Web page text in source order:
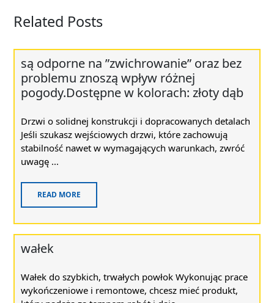
Related Posts
są odporne na ”zwichrowanie” oraz bez
problemu znoszą wpływ różnej
pogody.Dostępne w kolorach: złoty dąb
Drzwi o solidnej konstrukcji i dopracowanych detalach
Jeśli szukasz wejściowych drzwi, które zachowują
stabilność nawet w wymagających warunkach, zwróć
uwagę ...
READ MORE
wałek
Wałek do szybkich, trwałych powłok Wykonując prace
wykończeniowe i remontowe, chcesz mieć produkt,